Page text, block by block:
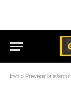
Inici » Prevenir la